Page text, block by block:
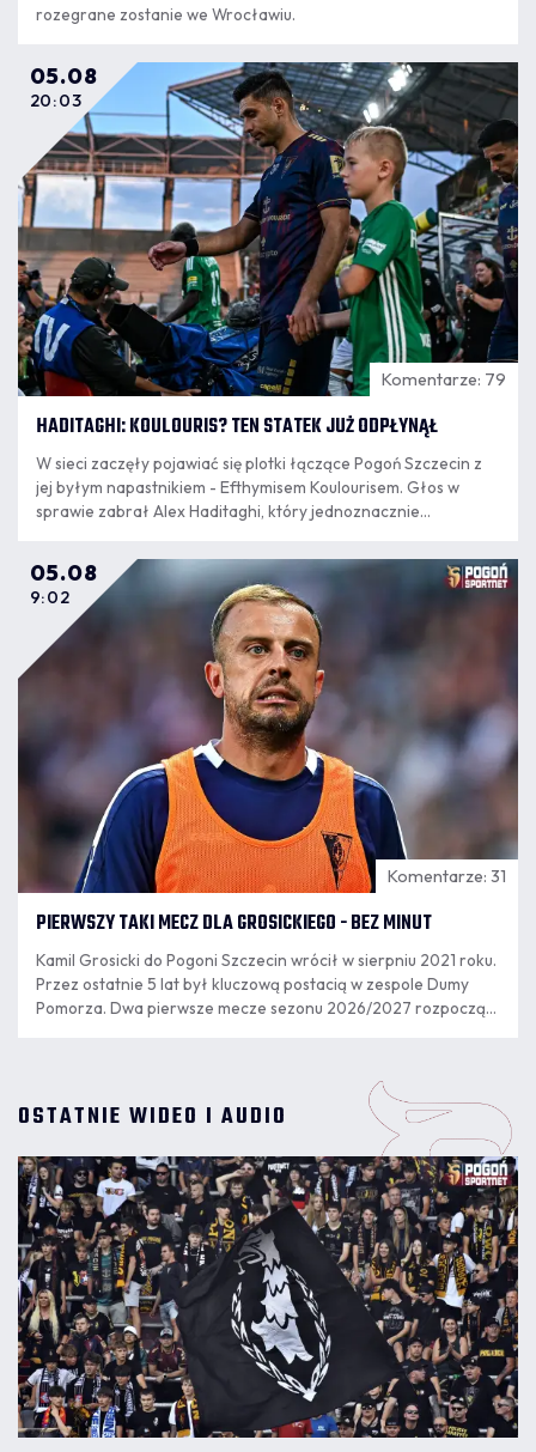
rozegrane zostanie we Wrocławiu.
05.08
20:03
Komentarze: 79
HADITAGHI: KOULOURIS? TEN STATEK JUŻ ODPŁYNĄŁ
W sieci zaczęły pojawiać się plotki łączące Pogoń Szczecin z
jej byłym napastnikiem - Efthymisem Koulourisem. Głos w
sprawie zabrał Alex Haditaghi, który jednoznacznie
05.08
9:02
Komentarze: 31
PIERWSZY TAKI MECZ DLA GROSICKIEGO - BEZ MINUT
Kamil Grosicki do Pogoni Szczecin wrócił w sierpniu 2021 roku.
Przez ostatnie 5 lat był kluczową postacią w zespole Dumy
Pomorza. Dwa pierwsze mecze sezonu 2026/2027 rozpoczął
OSTATNIE WIDEO I AUDIO